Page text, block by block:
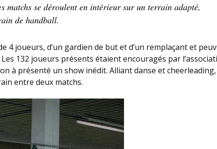
matchs se déroulent en intérieur sur un terrain adapté,
de handball.
4 joueurs, d’un gardien de but et d’un remplaçant et
132 joueurs présents étaient encouragés par
à présenté un show inédit. Alliant danse et
entre deux matchs.